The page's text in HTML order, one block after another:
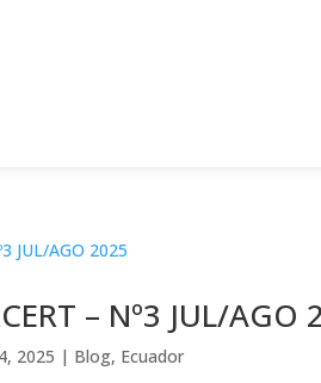
– Nº3 JUL/AGO
2025 | Blog, Ecuador